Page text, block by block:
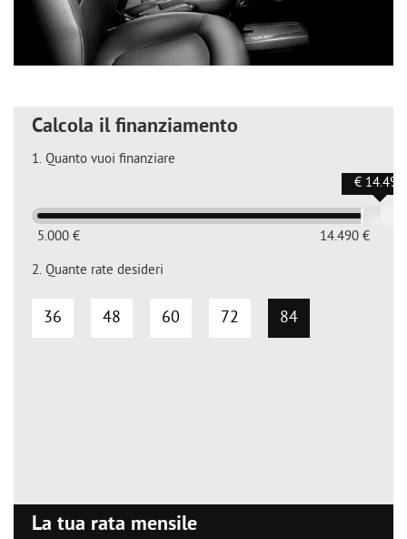
Calcola il finanziamento
1. Quanto vuoi finanziare
5.000 € 14.490 €
€ 14.490
2. Quante rate desideri
36 48 60 72 84
La tua rata mensile